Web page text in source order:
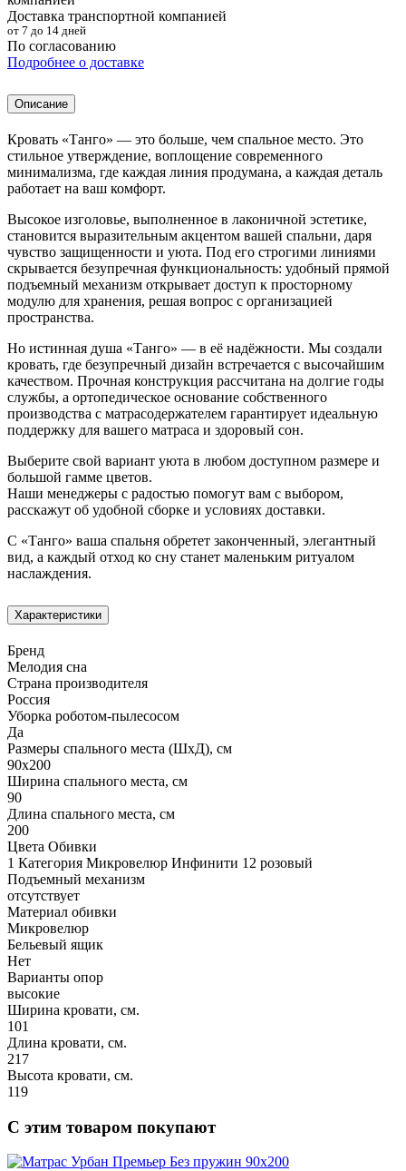
Доставка транспортной компанией
от 7 до 14 дней
По согласованию
Подробнее о доставке
Описание
Кровать «Танго» — это больше, чем спальное место. Это
стильное утверждение, воплощение современного
минимализма, где каждая линия продумана, а каждая деталь
работает на ваш комфорт.
Высокое изголовье, выполненное в лаконичной эстетике,
становится выразительным акцентом вашей спальни, даря
чувство защищенности и уюта. Под его строгими линиями
скрывается безупречная функциональность: удобный прямой
подъемный механизм открывает доступ к просторному
модулю для хранения, решая вопрос с организацией
пространства.
Но истинная душа «Танго» — в её надёжности. Мы создали
кровать, где безупречный дизайн встречается с высочайшим
качеством. Прочная конструкция рассчитана на долгие годы
службы, а ортопедическое основание собственного
производства с матрасодержателем гарантирует идеальную
поддержку для вашего матраса и здоровый сон.
Выберите свой вариант уюта в любом доступном размере и
большой гамме цветов.
Наши менеджеры с радостью помогут вам с выбором,
расскажут об удобной сборке и условиях доставки.
С «Танго» ваша спальня обретет законченный, элегантный
вид, а каждый отход ко сну станет маленьким ритуалом
наслаждения.
Характеристики
Бренд
Мелодия сна
Страна производителя
Россия
Уборка роботом-пылесосом
Да
Размеры спального места (ШхД), см
90х200
Ширина спального места, см
90
Длина спального места, см
200
Цвета Обивки
1 Категория Микровелюр Инфинити 12 розовый
Подъемный механизм
отсутствует
Материал обивки
Микровелюр
Бельевый ящик
Нет
Варианты опор
высокие
Ширина кровати, см.
101
Длина кровати, см.
217
Высота кровати, см.
119
С этим товаром покупают